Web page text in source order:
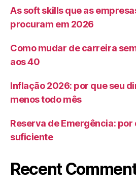
As soft skills que as
procuram em 2026
Como mudar de carreira
aos 40
Inflação 2026: por que seu
menos todo mês
Reserva de Emergência: por
suficiente
Recent